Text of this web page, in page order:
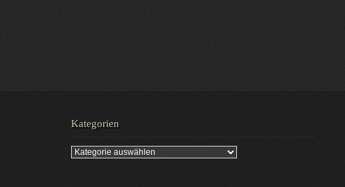
Kategorien
Kategorien